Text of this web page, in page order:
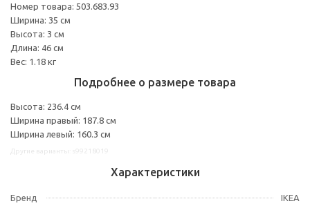
Номер товара: 503.683.93
Ширина: 35 см
Высота: 3 см
Длина: 46 см
Вес: 1.18 кг
Подробнее о размере товара
Высота: 236.4 см
Ширина правый: 187.8 см
Ширина левый: 160.3 см
Характеристики
Бренд
IKEA